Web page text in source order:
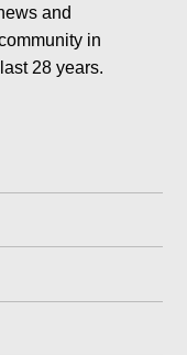
and
in
28 years.